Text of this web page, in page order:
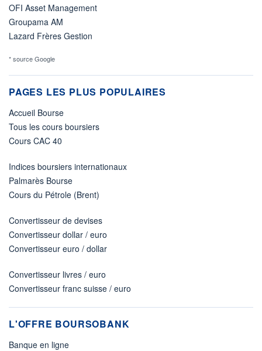
OFI Asset Management
Groupama AM
Lazard Frères Gestion
* source Google
PAGES LES PLUS POPULAIRES
Accueil Bourse
Tous les cours boursiers
Cours CAC 40
Indices boursiers internationaux
Palmarès Bourse
Cours du Pétrole (Brent)
Convertisseur de devises
Convertisseur dollar / euro
Convertisseur euro / dollar
Convertisseur livres / euro
Convertisseur franc suisse / euro
L'OFFRE BOURSOBANK
Banque en ligne